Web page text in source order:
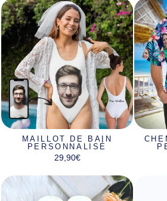
MAILLOT DE BAIN
PERSONNALISÉ
29,90€